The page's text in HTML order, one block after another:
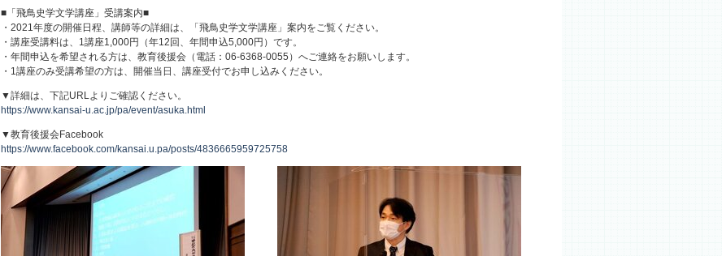
■「飛鳥史学文学講座」受講案内■
・2021年度の開催日程、講師等の詳細は、「飛鳥史学文学講座」案内をご覧ください。
・講座受講料は、1講座1,000円（年12回、年間申込5,000円）です。
・年間申込を希望される方は、教育後援会（電話：06-6368-0055）へご連絡をお願いします。
・1講座のみ受講希望の方は、開催当日、講座受付でお申し込みください。
▼詳細は、下記URLよりご確認ください。
https://www.kansai-u.ac.jp/pa/event/asuka.html
▼教育後援会Facebook
https://www.facebook.com/kansai.u.pa/posts/4836665959725758